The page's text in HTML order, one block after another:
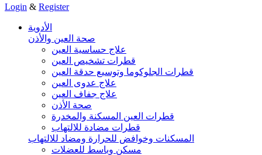
Login & Register
الأدوية
صحة العين والأذن
علاج حساسية العين
قطرات تشخيص العين
قطرات الجلوكوما وتوسيع حدقة العين
علاج عدوى العين
علاج جفاف العين
صحة الأذن
قطرات العين المسكنة والمخدرة
قطرات مضادة للالتهاب
المسكنات وخوافض للحرارة ومضاد للالتهاب
مسكن وباسط للعضلات